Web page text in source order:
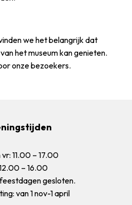
we het belangrijk dat
het museum kan genieten.
onze bezoekers.
11.00 – 17.00
– 16.00
gesloten.
van 1 nov-1 april